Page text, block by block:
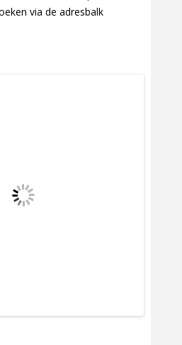
via de adresbalk